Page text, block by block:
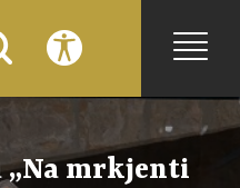
„Na mrkjenti